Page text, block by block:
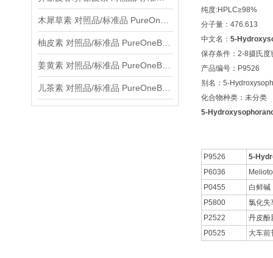
纯度:HPLC≥98%
分子量：476.613
中文名： 5-
保存条件：2-8摄氏度
产品编号：P9526
别名：5-
化合物种类：未分类
5-
P9526
5-
P6036
P0455
白鲜碱
P5800
氯化失
P2522
丹皮酚
P0525
大车前